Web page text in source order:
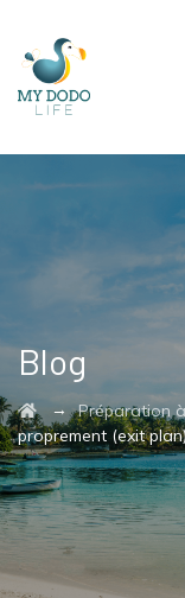
Blog
→Préparation
proprement (exit